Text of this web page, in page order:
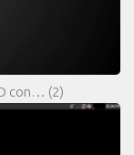
con… (2)